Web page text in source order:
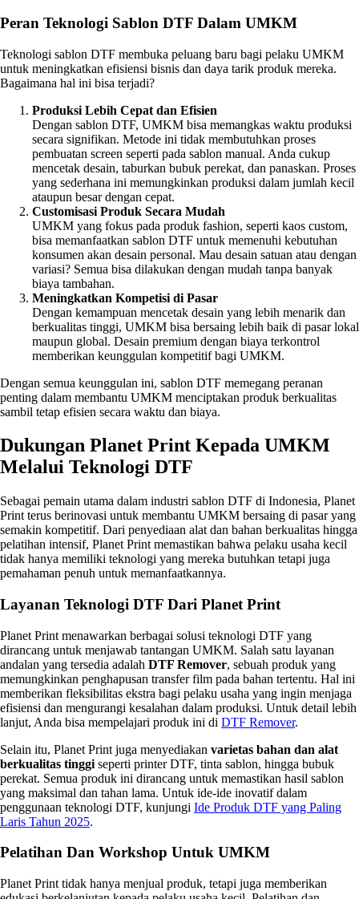
Peran Teknologi Sablon DTF Dalam UMKM
Teknologi sablon DTF membuka peluang baru bagi pelaku UMKM
untuk meningkatkan efisiensi bisnis dan daya tarik produk mereka.
Bagaimana hal ini bisa terjadi?
Produksi Lebih Cepat dan Efisien
Dengan sablon DTF, UMKM bisa memangkas waktu produksi
secara signifikan. Metode ini tidak membutuhkan proses
pembuatan screen seperti pada sablon manual. Anda cukup
mencetak desain, taburkan bubuk perekat, dan panaskan. Proses
yang sederhana ini memungkinkan produksi dalam jumlah kecil
ataupun besar dengan cepat.
Customisasi Produk Secara Mudah
UMKM yang fokus pada produk fashion, seperti kaos custom,
bisa memanfaatkan sablon DTF untuk memenuhi kebutuhan
konsumen akan desain personal. Mau desain satuan atau dengan
variasi? Semua bisa dilakukan dengan mudah tanpa banyak
biaya tambahan.
Meningkatkan Kompetisi di Pasar
Dengan kemampuan mencetak desain yang lebih menarik dan
berkualitas tinggi, UMKM bisa bersaing lebih baik di pasar lokal
maupun global. Desain premium dengan biaya terkontrol
memberikan keunggulan kompetitif bagi UMKM.
Dengan semua keunggulan ini, sablon DTF memegang peranan
penting dalam membantu UMKM menciptakan produk berkualitas
sambil tetap efisien secara waktu dan biaya.
Dukungan Planet Print Kepada UMKM
Melalui Teknologi DTF
Sebagai pemain utama dalam industri sablon DTF di Indonesia, Planet
Print terus berinovasi untuk membantu UMKM bersaing di pasar yang
semakin kompetitif. Dari penyediaan alat dan bahan berkualitas hingga
pelatihan intensif, Planet Print memastikan bahwa pelaku usaha kecil
tidak hanya memiliki teknologi yang mereka butuhkan tetapi juga
pemahaman penuh untuk memanfaatkannya.
Layanan Teknologi DTF Dari Planet Print
Planet Print menawarkan berbagai solusi teknologi DTF yang
dirancang untuk menjawab tantangan UMKM. Salah satu layanan
andalan yang tersedia adalah DTF Remover, sebuah produk yang
memungkinkan penghapusan transfer film pada bahan tertentu. Hal ini
memberikan fleksibilitas ekstra bagi pelaku usaha yang ingin menjaga
efisiensi dan mengurangi kesalahan dalam produksi. Untuk detail lebih
lanjut, Anda bisa mempelajari produk ini di DTF Remover.
Selain itu, Planet Print juga menyediakan varietas bahan dan alat
berkualitas tinggi seperti printer DTF, tinta sablon, hingga bubuk
perekat. Semua produk ini dirancang untuk memastikan hasil sablon
yang maksimal dan tahan lama. Untuk ide-ide inovatif dalam
penggunaan teknologi DTF, kunjungi Ide Produk DTF yang Paling
Laris Tahun 2025.
Pelatihan Dan Workshop Untuk UMKM
Planet Print tidak hanya menjual produk, tetapi juga memberikan